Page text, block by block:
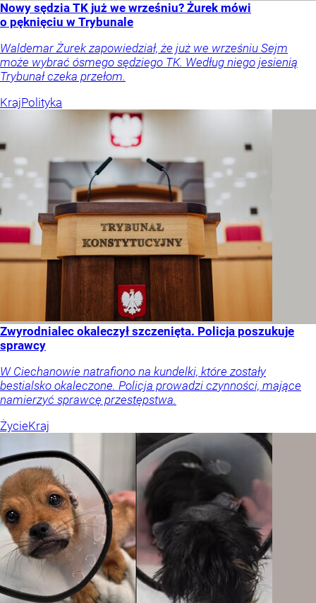
Nowy sędzia TK już we wrześniu? Żurek mówi
o pęknięciu w Trybunale
Waldemar Żurek zapowiedział, że już we wrześniu Sejm
może wybrać ósmego sędziego TK. Według niego jesienią
Trybunał czeka przełom.
KrajPolityka
Zwyrodnialec okaleczył szczenięta. Policja poszukuje
sprawcy
W Ciechanowie natrafiono na kundelki, które zostały
bestialsko okaleczone. Policja prowadzi czynności, mające
namierzyć sprawcę przestępstwa.
ŻycieKraj